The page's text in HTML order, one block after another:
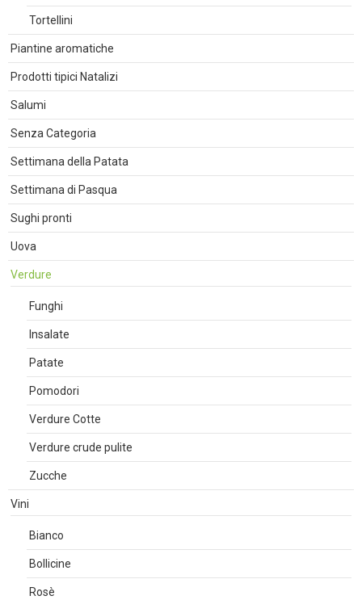
Tortellini
Piantine aromatiche
Prodotti tipici Natalizi
Salumi
Senza Categoria
Settimana della Patata
Settimana di Pasqua
Sughi pronti
Uova
Verdure
Funghi
Insalate
Patate
Pomodori
Verdure Cotte
Verdure crude pulite
Zucche
Vini
Bianco
Bollicine
Rosè